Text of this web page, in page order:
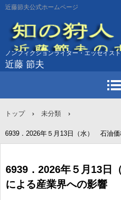
近藤節夫公式ホームページ
ノンフィクションライター・エッセイスト
近藤 節夫
トップ › 未分類 ›
6939．2026年５月13日（水） 石油
6939．2026年５月13日
による産業界への影響